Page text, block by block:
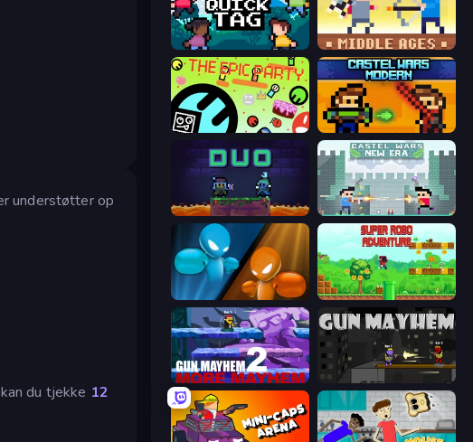
understøtter op
du tjekke 12
Multiplayer Quick Tag Castle Wars: Middle Ages
The Epic Party Castle Wars: Modern
Duo Castle Wars: New Era
Drunken Boxing Super Robo - Adventure
Gun Mayhem 2 Gun Mayhem